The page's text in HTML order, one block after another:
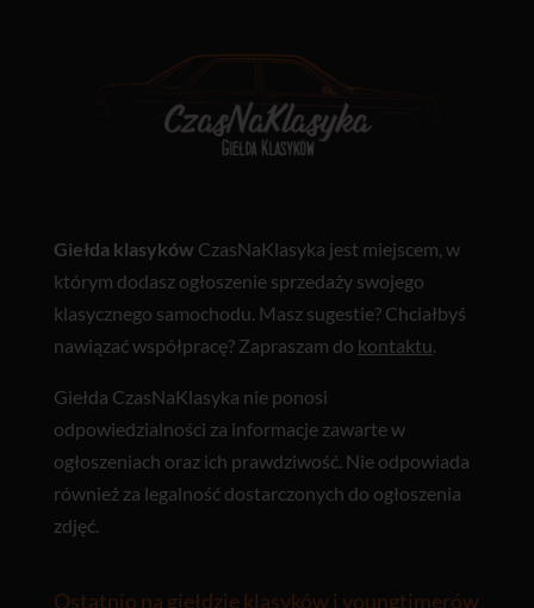
Giełda klasyków CzasNaKlasyka jest miejscem, w
którym dodasz ogłoszenie sprzedaży swojego
klasycznego samochodu. Masz sugestie? Chciałbyś
nawiązać współpracę? Zapraszam do kontaktu.
Giełda CzasNaKlasyka nie ponosi
odpowiedzialności za informacje zawarte w
ogłoszeniach oraz ich prawdziwość. Nie odpowiada
również za legalność dostarczonych do ogłoszenia
zdjęć.
Ostatnio na giełdzie klasyków i youngtimerów